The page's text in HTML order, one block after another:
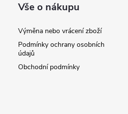
Vše o nákupu
Výměna nebo vrácení zboží
Podmínky ochrany osobních
údajů
Obchodní podmínky